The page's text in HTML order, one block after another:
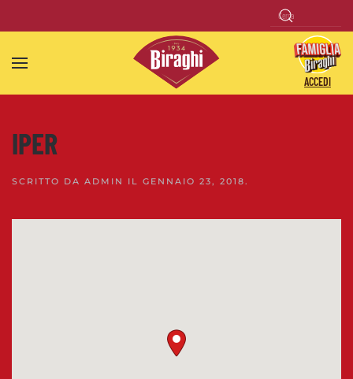
Skip to main content
ACCEDI
IPER
SCRITTO DA ADMIN IL GENNAIO 23, 2018.